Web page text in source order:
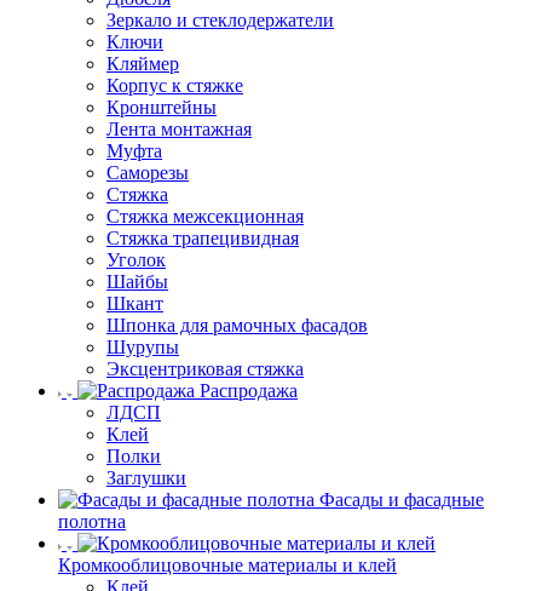
Зеркало и стеклодержатели
Ключи
Кляймер
Корпус к стяжке
Кронштейны
Лента монтажная
Муфта
Саморезы
Стяжка
Стяжка межсекционная
Стяжка трапецивидная
Уголок
Шайбы
Шкант
Шпонка для рамочных фасадов
Шурупы
Эксцентриковая стяжка
Распродажа
ЛДСП
Клей
Полки
Заглушки
Фасады и фасадные
полотна
Кромкооблицовочные материалы и клей
Клей